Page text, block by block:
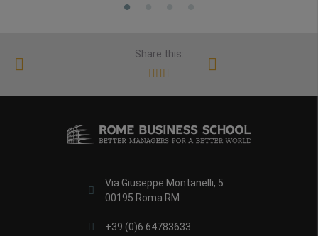
Share this:
Via Giuseppe Montanelli, 5
00195 Roma RM
+39 (0)6 64783633